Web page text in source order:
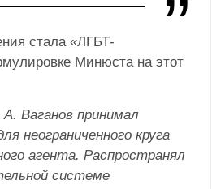
стала «ЛГБТ-
Минюста на этот
А. Ваганов принимал
неограниченного круга
агента. Распространял
системе